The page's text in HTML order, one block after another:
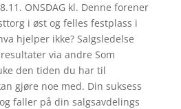
ONSDAG kl. Denne forener
i øst og felles festplass i
hjelper ikke? Salgsledelse
via andre Som
den tiden du har til
gjøre noe med. Din suksess
faller på din salgsavdelings